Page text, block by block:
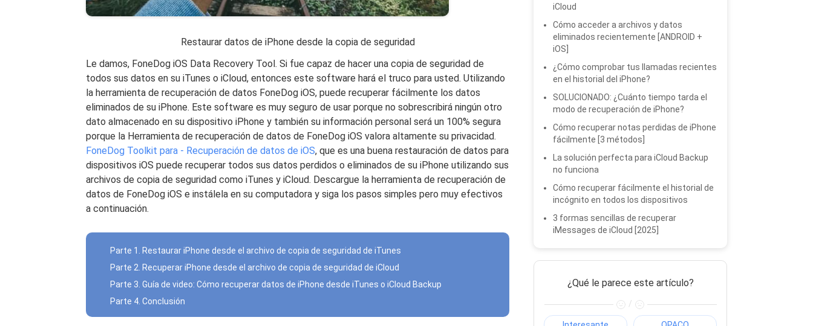
Restaurar datos de iPhone desde la copia de seguridad
Le damos, FoneDog iOS Data Recovery Tool. Si fue capaz de hacer una copia de seguridad de
todos sus datos en su iTunes o iCloud, entonces este software hará el truco para usted. Utilizando
la herramienta de recuperación de datos FoneDog iOS, puede recuperar fácilmente los datos
eliminados de su iPhone. Este software es muy seguro de usar porque no sobrescribirá ningún otro
dato almacenado en su dispositivo iPhone y también su información personal será un 100% segura
porque la Herramienta de recuperación de datos de FoneDog iOS valora altamente su privacidad.
FoneDog Toolkit para - Recuperación de datos de iOS, que es una buena restauración de datos para
dispositivos iOS puede recuperar todos sus datos perdidos o eliminados de su iPhone utilizando sus
archivos de copia de seguridad como iTunes y iCloud. Descargue la herramienta de recuperación de
datos de FoneDog iOS e instálela en su computadora y siga los pasos simples pero muy efectivos
a continuación.
Parte 1. Restaurar iPhone desde el archivo de copia de seguridad de iTunes
Parte 2. Recuperar iPhone desde el archivo de copia de seguridad de iCloud
Parte 3. Guía de video: Cómo recuperar datos de iPhone desde iTunes o iCloud Backup
Parte 4. Conclusión
iCloud
Cómo acceder a archivos y datos
eliminados recientemente [ANDROID +
iOS]
¿Cómo comprobar tus llamadas recientes
en el historial del iPhone?
SOLUCIONADO: ¿Cuánto tiempo tarda el
modo de recuperación de iPhone?
Cómo recuperar notas perdidas de iPhone
fácilmente [3 métodos]
La solución perfecta para iCloud Backup
no funciona
Cómo recuperar fácilmente el historial de
incógnito en todos los dispositivos
3 formas sencillas de recuperar
iMessages de iCloud [2025]
¿Qué le parece este artículo?
/